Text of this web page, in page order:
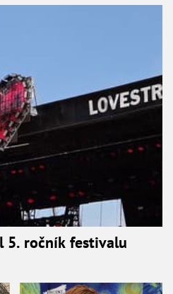
5. ročník festivalu